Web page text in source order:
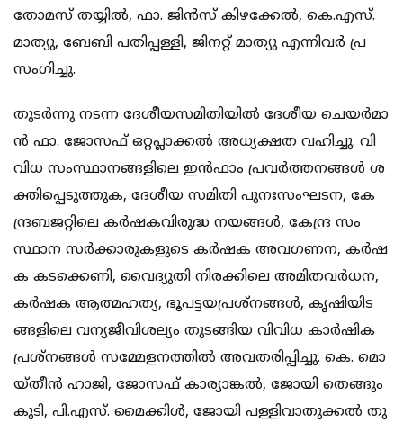
തോ​​മ​​സ് ത​​യ്യി​​ൽ, ഫാ. ​​ജി​​ൻ​​സ് കി​​ഴ​​ക്കേ​​ൽ, കെ.​​എ​​സ്.
മാ​​ത്യു, ബേ​​ബി പ​​തി​​പ്പ​​ള്ളി, ജി​​ന​​റ്റ് മാ​​ത്യു എ​​ന്നി​​വ​​ർ പ്ര​​
സം​​ഗി​​ച്ചു.
തു​​ട​​ർ​​ന്നു ന​​ട​​ന്ന ദേ​​ശീ​​യ​​സ​​മി​​തി​​യി​​ൽ ദേ​​ശീ​​യ ചെ​​യ​​ർ​​മാ​​
ൻ ഫാ. ​​ജോ​​സ​​ഫ് ഒ​​റ്റ​​പ്ലാ​​ക്ക​​ൽ അ​​ധ്യ​​ക്ഷ​​ത വ​​ഹി​​ച്ചു. വി​​
വി​​ധ സം​​സ്ഥാ​​ന​​ങ്ങ​​ളി​​ലെ ഇ​​ൻ​​ഫാം പ്ര​​വ​​ർ​​ത്ത​​ന​​ങ്ങ​​ൾ ശ​​
ക്തി​​പ്പെ​​ടു​​ത്തു​​ക, ദേ​​ശീ​​യ സ​​മി​​തി പു​​നഃ​​സം​​ഘ​​ട​​ന, കേ​​
ന്ദ്ര​​ബ​​ജ​​റ്റി​​ലെ ക​​ർ​​ഷ​​ക​​വി​​രു​​ദ്ധ ന​​യ​​ങ്ങ​​ൾ, കേ​​ന്ദ്ര സം​​
സ്ഥാ​​ന സ​​ർ​​ക്കാ​​രു​​ക​​ളു​​ടെ ക​​ർ​​ഷ​​ക അ​​വ​​ഗ​​ണ​​ന, ക​​ർ​​ഷ​​
ക ക​​ട​​ക്കെ​​ണി, വൈ​​ദ്യു​​തി നി​​ര​​ക്കി​​ലെ അ​​മി​​ത​​വ​​ർ​​ധ​​ന,
ക​​ർ​​ഷ​​ക ആ​​ത്മ​​ഹ​​ത്യ, ഭൂ​​പ​​ട്ട​​യ​​പ്ര​​ശ്ന​​ങ്ങ​​ൾ, കൃ​​ഷി​​യി​​ട​​
ങ്ങ​​ളി​​ലെ വ​​ന്യ​​ജീ​​വി​​ശ​​ല്യം തു​​ട​​ങ്ങി​​യ വി​​വി​​ധ കാ​​ർ​​ഷി​​ക​​
പ്ര​​ശ്ന​​ങ്ങ​​ൾ സ​​മ്മേ​​ള​​ന​​ത്തി​​ൽ അ​​വ​​ത​​രി​​പ്പി​​ച്ചു. കെ. ​​മൊ​​
യ്തീ​​ൻ ഹാ​​ജി, ജോ​​സ​​ഫ് കാ​​ര്യാ​​ങ്ക​​ൽ, ജോ​​യി തെ​​ങ്ങും​​
കു​​ടി, പി.​​എ​​സ്. മൈ​​ക്കി​​ൾ, ജോ​​യി പ​​ള്ളി​​വാ​​തു​​ക്ക​​ൽ തു​​